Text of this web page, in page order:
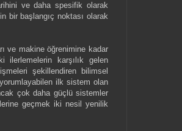
ve daha spesifik olarak
bir başlangıç noktası olarak
ve makine öğrenimine kadar
ilerlemelerin karşılık gelen
şekillendiren bilimsel
ilk sistem olan
çok daha güçlü sistemler
geçmek iki nesil yenilik